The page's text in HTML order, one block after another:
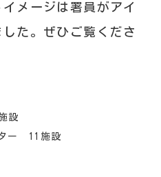
メージは署員がアイ
た。ぜひご覧くださ
設
ー 11施設